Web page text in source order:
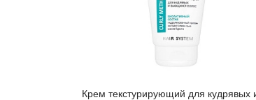
Крем текстурирующий для кудрявых